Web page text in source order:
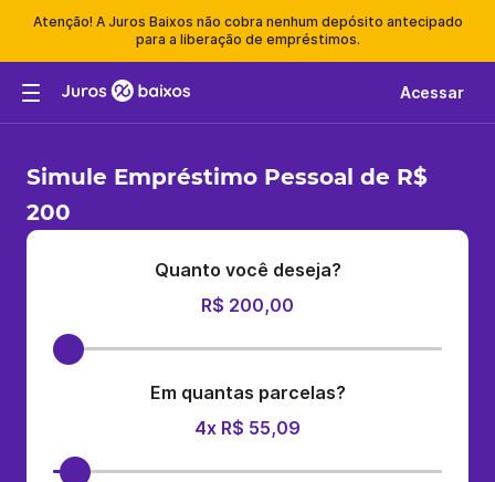
Atenção! A Juros Baixos não cobra nenhum depósito antecipado
para a liberação de empréstimos.
Acessar
Simule Empréstimo Pessoal de R$
200
Quanto você deseja?
R$ 200,00
Em quantas parcelas?
4x R$ 55,09